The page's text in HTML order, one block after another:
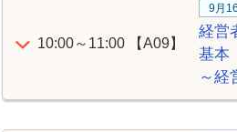
10:00～11:00 【A09】
9月
経営
基本
～経